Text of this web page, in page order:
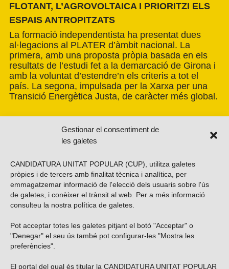
Gestionar el consentiment de
les galetes
CANDIDATURA UNITAT POPULAR (CUP), utilitza galetes
pròpies i de tercers amb finalitat tècnica i analítica, per
emmagatzemar informació de l'elecció dels usuaris sobre l'ús
de galetes, i conèixer el trànsit al web. Per a més informació
consulteu la nostra política de galetes
Pot acceptar totes les galetes pitjant el botó "Acceptar" o
"Denegar" el seu ús també pot configurar-les "Mostra les
preferències".
El portal del qual és titular la CANDIDATURA UNITAT POPULAR
FLOTANT, L’AGROVOLTAICA I PRIORITZI ELS
ESPAIS ANTROPITZATS
La formació independentista ha presentat dues
al·legacions al PLATER d’àmbit nacional. La
primera, amb una proposta pròpia basada en els
resultats de l’estudi fet a la demarcació de Girona i
amb la voluntat d’estendre’n els criteris a tot el
país. La segona, impulsada per la Xarxa per una
Transició Energètica Justa, de caràcter més global.
Vols subscriure’t al nostre butlletí?